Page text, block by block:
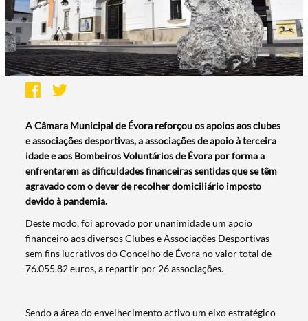
A Câmara Municipal de Évora reforçou os apoios aos clubes
e associações desportivas, a associações de apoio à terceira
idade e aos Bombeiros Voluntários de Évora por forma a
enfrentarem as dificuldades financeiras sentidas que se têm
agravado com o dever de recolher domiciliário imposto
devido à pandemia.
Deste modo, foi aprovado por unanimidade um apoio
financeiro aos diversos Clubes e Associações Desportivas
sem fins lucrativos do Concelho de Évora no valor total de
76.055.82 euros, a repartir por 26 associações.
Sendo a área do envelhecimento activo um eixo estratégico